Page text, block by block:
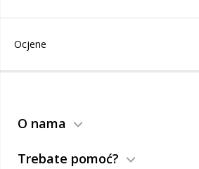
Ocjene
O nama
Trebate pomoć?